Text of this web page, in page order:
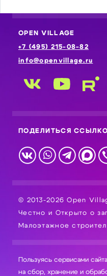
OPEN VILLAGE
+7 (495) 215-08-82
info@openvillage.ru
ПОДЕЛИТЬСЯ
© 2013-2026 Open
Честно и Открыто о
Малоэтажное
Пользуясь сервисами
на сбор, хранение и обработку ваших персональных